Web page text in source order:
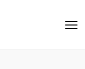
PU-KAJA